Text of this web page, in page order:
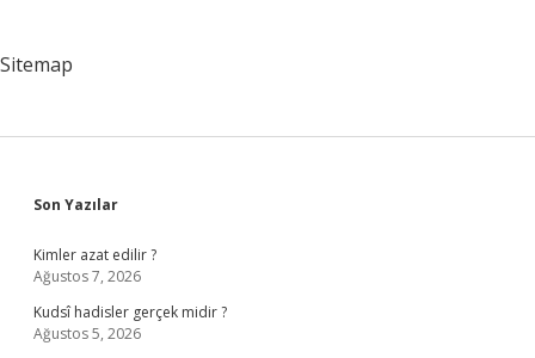
Sitemap
Sidebar
Son Yazılar
Kimler azat edilir ?
Ağustos 7, 2026
Kudsî hadisler gerçek midir ?
Ağustos 5, 2026